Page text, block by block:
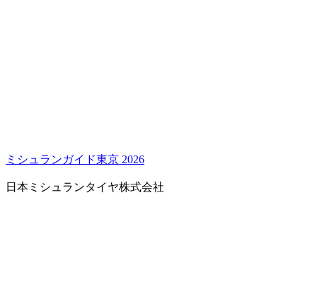
ミシュランガイド東京 2026
日本ミシュランタイヤ株式会社